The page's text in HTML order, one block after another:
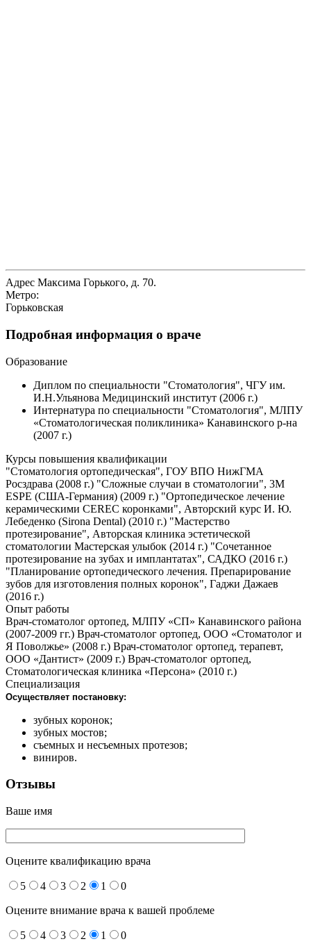
Адрес Максима Горького, д. 70.
Метро:
Горьковская
Подробная информация о враче
Образование
Диплом по специальности "Стоматология", ЧГУ им.
И.Н.Ульянова Медицинский институт (2006 г.)
Интернатура по специальности "Стоматология", МЛПУ
«Стоматологическая поликлиника» Канавинского р-на
(2007 г.)
Курсы повышения квалификации
"Стоматология ортопедическая", ГОУ ВПО НижГМА
Росздрава (2008 г.) "Сложные случаи в стоматологии", 3М
ESPE (США-Германия) (2009 г.) "Ортопедическое лечение
керамическими CEREC коронками", Авторский курс И. Ю.
Лебеденко (Sirona Dental) (2010 г.) "Мастерство
протезирование", Авторская клиника эстетической
стоматологии Мастерская улыбок (2014 г.) "Сочетанное
протезирование на зубах и имплантатах", САДКО (2016 г.)
"Планирование ортопедического лечения. Препарирование
зубов для изготовления полных коронок", Гаджи Дажаев
(2016 г.)
Опыт работы
Врач-стоматолог ортопед, МЛПУ «СП» Канавинского района
(2007-2009 гг.) Врач-стоматолог ортопед, ООО «Стоматолог и
Я Поволжье» (2008 г.) Врач-стоматолог ортопед, терапевт,
ООО «Дантист» (2009 г.) Врач-стоматолог ортопед,
Стоматологическая клиника «Персона» (2010 г.)
Специализация
Осуществляет постановку:
зубных коронок;
зубных мостов;
съемных и несъемных протезов;
виниров.
Отзывы
Ваше имя
Оцените квалификацию врача
5 4 3 2 1 0
Оцените внимание врача к вашей проблеме
5 4 3 2 1 0